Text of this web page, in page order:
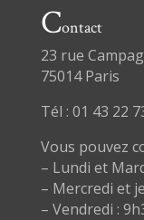
Contact
23 rue
75014 Paris
Tél : 01 43 22
Vous pouvez
– Lundi et
– Mercredi et
– Vendredi :